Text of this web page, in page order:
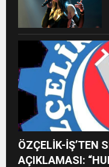
ÖZÇELİK-İŞ’TEN
AÇIKLAMASI: